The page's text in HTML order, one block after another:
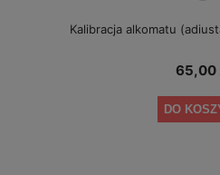
Kalibracja alkomatu
65,00
DO